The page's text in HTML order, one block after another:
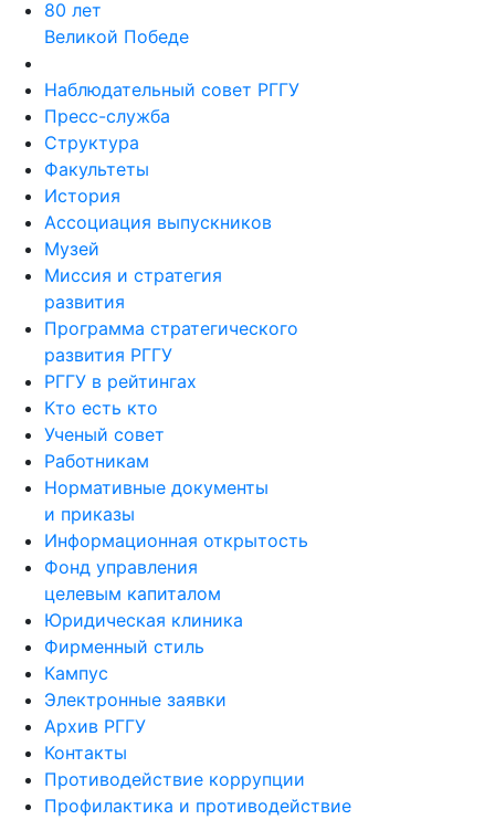
80 лет
Великой Победе
Наблюдательный совет РГГУ
Пресс-служба
Структура
Факультеты
История
Ассоциация выпускников
Музей
Миссия и стратегия
развития
Программа стратегического
развития РГГУ
РГГУ в рейтингах
Кто есть кто
Ученый совет
Работникам
Нормативные документы
и приказы
Информационная открытость
Фонд управления
целевым капиталом
Юридическая клиника
Фирменный стиль
Кампус
Электронные заявки
Архив РГГУ
Контакты
Противодействие коррупции
Профилактика и противодействие